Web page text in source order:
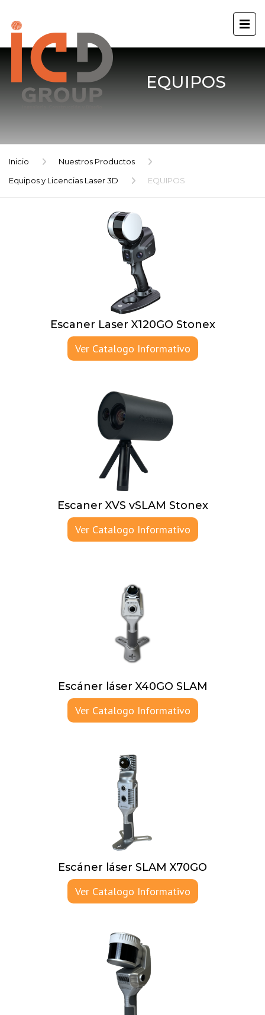
EQUIPOS
Inicio
Nuestros Productos
Equipos y Licencias Laser 3D
EQUIPOS
Escaner Laser X120GO Stonex
Ver Catalogo Informativo
Escaner XVS vSLAM Stonex
Ver Catalogo Informativo
Escáner láser X40GO SLAM
Ver Catalogo Informativo
Escáner láser SLAM X70GO
Ver Catalogo Informativo